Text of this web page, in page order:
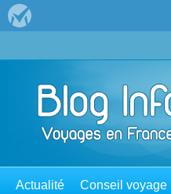
Actualité Conseil voyage